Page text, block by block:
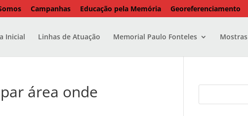
Campanhas Educação pela Memória Georeferenciamento
Inicial Linhas de Atuação Memorial Paulo Fonteles Mostras
área onde